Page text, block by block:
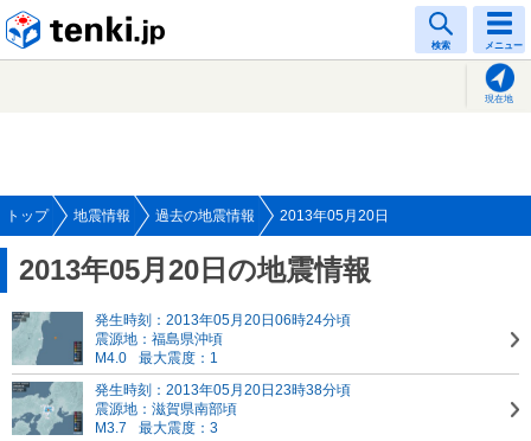
検索 メニュー
現在地
トップ 地震情報 過去の地震情報 2013年05月20日
2013年05月20日の地震情報
発生時刻：2013年05月20日06時24分頃
震源地：福島県沖頃
M4.0
最大震度：1
発生時刻：2013年05月20日23時38分頃
震源地：滋賀県南部頃
M3.7
最大震度：3